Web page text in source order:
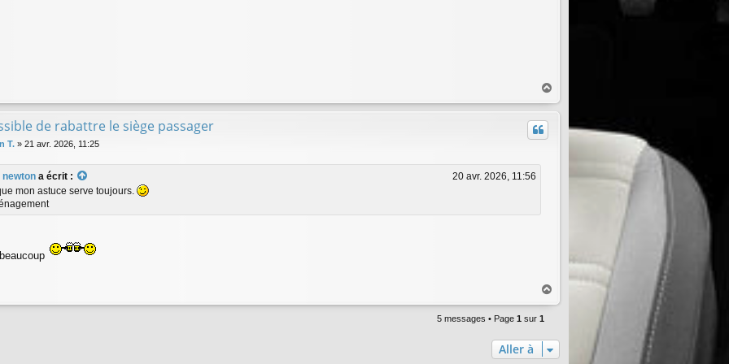
a
u
de rabattre le siège passager
T.» 21 avr. 2026, 11:25
a écrit :
20 avr. 2026, 11:56
mon astuce serve toujours.
beaucoup
a
5 messages • Page 1 sur 1
Aller à